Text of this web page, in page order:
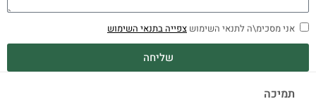
אני מסכימ\ה לתנאי השימוש צפייה בתנאי השימוש
שליחה
תמיכה